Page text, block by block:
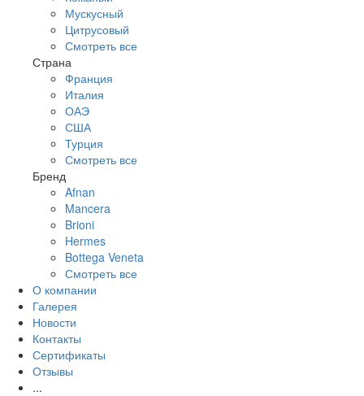
Мускусный
Цитрусовый
Смотреть все
Страна
Франция
Италия
ОАЭ
США
Турция
Смотреть все
Бренд
Afnan
Mancera
Brioni
Hermes
Bottega Veneta
Смотреть все
О компании
Галерея
Новости
Контакты
Сертификаты
Отзывы
...